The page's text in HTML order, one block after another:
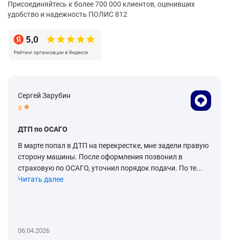
Присоединяйтесь к более 700 000 клиентов, оценивших
удобство и надежность ПОЛИС 812
Сергей Зарубин
5
ДТП по ОСАГО
В марте попал в ДТП на перекрестке, мне задели правую
сторону машины. После оформления позвонил в
страховую по ОСАГО, уточнил порядок подачи. По те...
Читать далее
06.04.2026